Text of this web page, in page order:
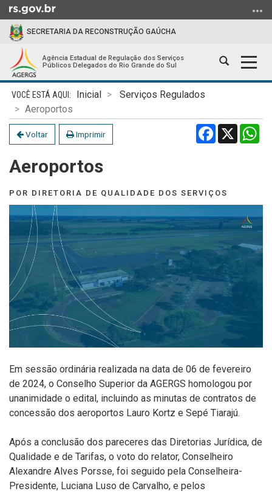
para
conteúdo
para
menu
para
busca
SECRETARIA DA RECONSTRUÇÃO GAÚCHA
Agência Estadual de Regulação dos Serviços
Públicos Delegados do Rio Grande do Sul
Abrir
Início
conteúdo
Inicial
Serviços Regulados
Aeroportos
Voltar Imprimir Facebook
X
Aeroportos
POR DIRETORIA DE QUALIDADE DOS SERVIÇOS
Em sessão ordinária realizada na data de 06 de fevereiro
de 2024, o Conselho Superior da AGERGS homologou por
unanimidade o edital, incluindo as minutas de contratos de
concessão dos aeroportos Lauro Kortz e Sepé Tiarajú.
Após a conclusão dos pareceres das Diretorias Jurídica, de
Qualidade e de Tarifas, o voto do relator, Conselheiro
Alexandre Alves Porsse, foi seguido pela Conselheira-
Presidente, Luciana Luso de Carvalho, e pelos